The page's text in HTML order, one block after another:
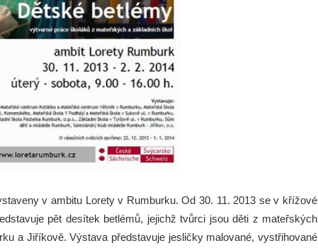
v ambitu Lorety v Rumburku.Od 30. 11. 2013 se v křížové
pět desítek betlémů, jejichž tvůrci jsou děti z mateřských
a Jiříkově. Výstava představuje jesličky malované, vystřihované